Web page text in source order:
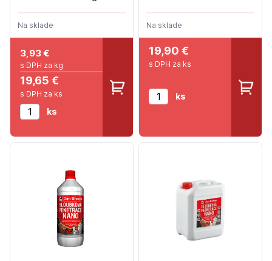
Na sklade
3,93€
s DPH za kg
19,65 €
s DPH za ks
ks
DISPER DN - 10kg
Na sklade
19,90 €
s DPH za ks
ks